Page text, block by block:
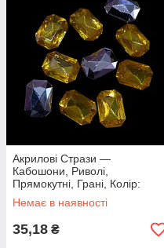
Акрилові Стрази —
Кабошони, Риволі,
Прямокутні, Грані, Колір:
Золотий, 18х13х5мм, (10 шт.)
Немає в наявності
35,18 ₴